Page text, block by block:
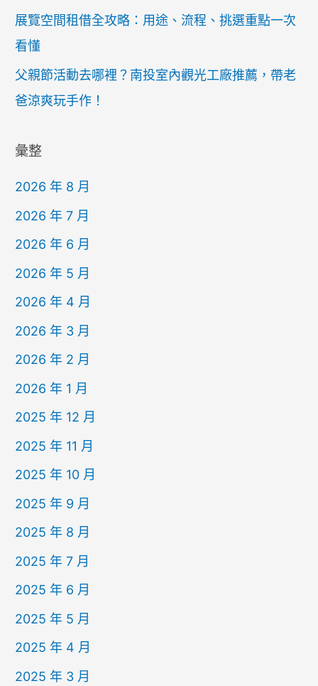
展覽空間租借全攻略：用途、流程、挑選重點一次
看懂
父親節活動去哪裡？南投室內觀光工廠推薦，帶老
爸涼爽玩手作！
彙整
2026 年 8 月
2026 年 7 月
2026 年 6 月
2026 年 5 月
2026 年 4 月
2026 年 3 月
2026 年 2 月
2026 年 1 月
2025 年 12 月
2025 年 11 月
2025 年 10 月
2025 年 9 月
2025 年 8 月
2025 年 7 月
2025 年 6 月
2025 年 5 月
2025 年 4 月
2025 年 3 月